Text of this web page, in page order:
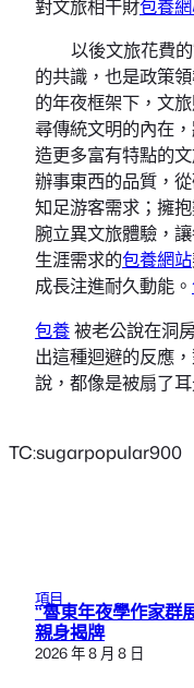
對文旅相干財包養
以後文旅花費
的共識，也是政策
的年夜框架下，文
尋傳統文明的內在
造更多富有特點的
辦事東西的品質，
知足游客需求；擁
腕立異文旅體驗，
生涯需求的包養網站
成長注進耐久動能。
包養被老公說在洞
出這種迴避的反應
說，都像是被扇了耳
TC:sugarpopular900
項目
“魯東年夜學作家群
親身揭牌
2026 年 8 月 8 日